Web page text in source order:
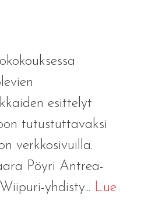
esittelyt
tutustuttavaksi
verkkosivuilla.
Pöyri Antrea-
yhdisty... Lue